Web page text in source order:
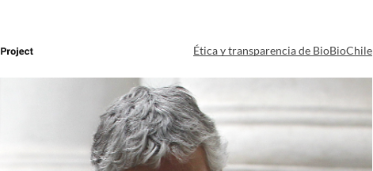
Ética y transparencia de BioBioChile